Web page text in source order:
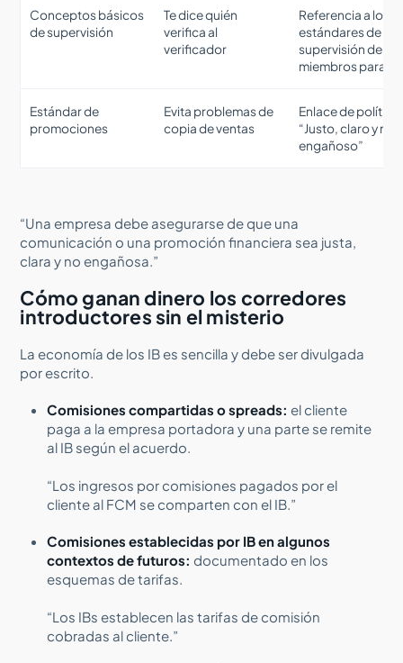
Conceptos básicos
de supervisión
Te dice quién
verifica al
verificador
Referencia a los
estándares de
supervisión de
miembros para
Estándar de
promociones
Evita problemas de
copia de ventas
Enlace de política
“Justo, claro y no
engañoso”
“Una empresa debe asegurarse de que una
comunicación o una promoción financiera sea justa,
clara y no engañosa.”
Cómo ganan dinero los corredores
introductores sin el misterio
La economía de los IB es sencilla y debe ser divulgada
por escrito.
Comisiones compartidas o spreads: el cliente
paga a la empresa portadora y una parte se remite
al IB según el acuerdo.
“Los ingresos por comisiones pagados por el
cliente al FCM se comparten con el IB.”
Comisiones establecidas por IB en algunos
contextos de futuros: documentado en los
esquemas de tarifas.
“Los IBs establecen las tarifas de comisión
cobradas al cliente.”